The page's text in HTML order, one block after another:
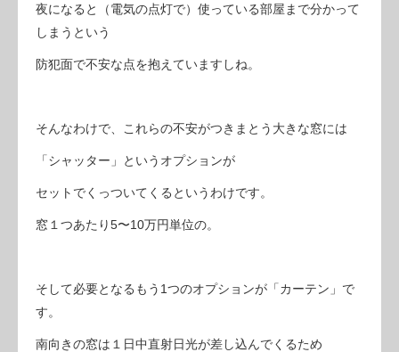
夜になると（電気の点灯で）使っている部屋まで分かって
しまうという
防犯面で不安な点を抱えていますしね。
そんなわけで、これらの不安がつきまとう大きな窓には
「シャッター」というオプションが
セットでくっついてくるというわけです。
窓１つあたり5〜10万円単位の。
そして必要となるもう1つのオプションが「カーテン」で
す。
南向きの窓は１日中直射日光が差し込んでくるため